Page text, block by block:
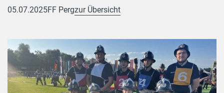
05.07.2025FF Pergzur Übersicht